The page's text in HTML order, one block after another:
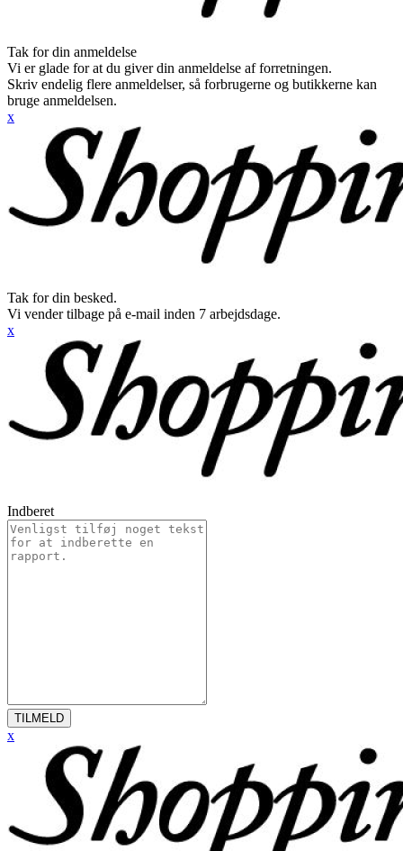
Tak for din anmeldelse
Vi er glade for at du giver din anmeldelse af forretningen.
Skriv endelig flere anmeldelser, så forbrugerne og butikkerne kan
bruge anmeldelsen.
x
Tak for din besked.
Vi vender tilbage på e-mail inden 7 arbejdsdage.
x
Indberet
TILMELD
x